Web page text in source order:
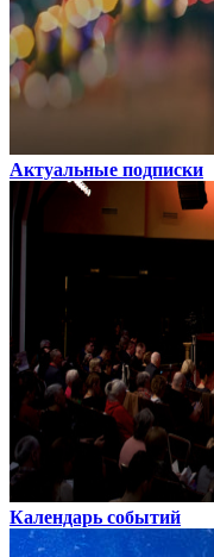
Актуальные подписки
Календарь событий